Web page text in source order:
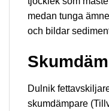
medan tunga
och bildar
Dulnik
skumdämpare